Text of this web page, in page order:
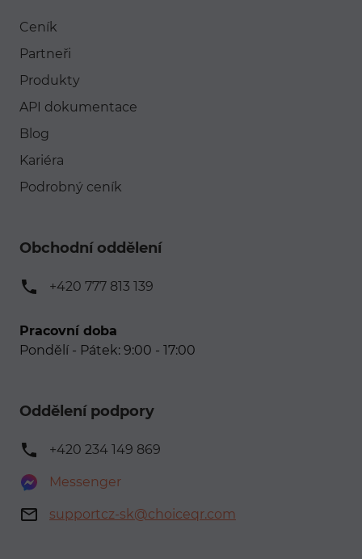
Ceník
Partneři
Produkty
API dokumentace
Blog
Kariéra
Podrobný ceník
Obchodní oddělení
+420 777 813 139
Pracovní doba
Pondělí - Pátek: 9:00 - 17:00
Oddělení podpory
+420 234 149 869
Messenger
supportcz-sk@choiceqr.com